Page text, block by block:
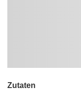
Zutaten